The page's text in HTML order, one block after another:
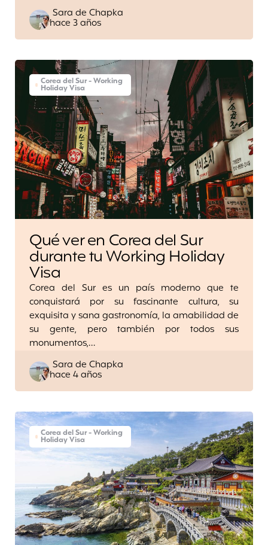
Posted
by
Sara de Chapka
hace 3 años
Corea del Sur - Working
Holiday Visa
Qué ver en Corea del Sur
durante tu Working Holiday
Visa
Corea del Sur es un país moderno que te
conquistará por su fascinante cultura, su
exquisita y sana gastronomía, la amabilidad de
su gente, pero también por todos sus
monumentos,…
Posted
by
Sara de Chapka
hace 4 años
Corea del Sur - Working
Holiday Visa